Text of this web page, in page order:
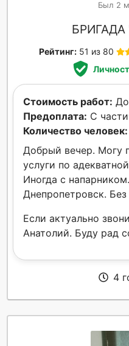
Был 2
БРИГАДА
Рейтинг: 51 из 80
Стоимость работ:
Предоплата: С
Количество человек:
Добрый вечер. Могу
услуги по
Иногда с
Днепропетровск. Без
Если актуально
Анатолий. Буду рад
4